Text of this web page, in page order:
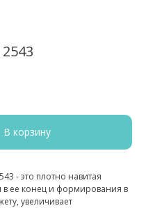
В корзину
- это плотно навитая
в ее конец и формирования в
увеличивает